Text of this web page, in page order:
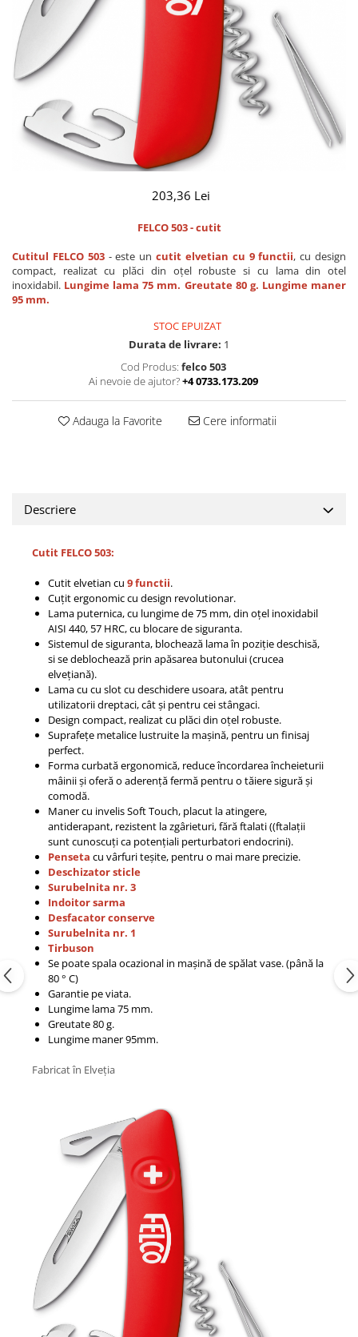
CUTITE DE BUZUNAR
FOARFECE ELECTRICE SI ACCESORII
ACCESORII
Manusi
Pentru ascutit
Pentru intretinere
Toc foarfeca
203,36 Lei
FELCO 503 - cutit
Cutitul FELCO 503 - este un cutit elvetian cu 9 functii, cu design
compact, realizat cu plăci din oțel robuste si cu lama din otel
inoxidabil. Lungime lama 75 mm. Greutate 80 g. Lungime maner
95 mm​.
STOC EPUIZAT
Durata de livrare: 1
Cod Produs: felco 503
Ai nevoie de ajutor?+4 0733.173.209
Adauga la Favorite Cere informatii
Descriere
Cutit FELCO 503:
Cutit elvetian cu 9 functii.
Cuțit ergonomic cu design revolutionar.
Lama puternica, cu lungime de 75 mm, din oțel inoxidabil
AISI 440, 57 HRC, cu blocare de siguranta.
Sistemul de siguranta, blochează lama în poziție deschisă,
si se deblochează prin apăsarea butonului (crucea
elvețiană).
Lama cu cu slot cu deschidere usoara, atât pentru
utilizatorii dreptaci, cât și pentru cei stângaci.
Design compact, realizat cu plăci din oțel robuste.
Suprafețe metalice lustruite la mașină, pentru un finisaj
perfect.
Forma curbată ergonomică, reduce încordarea încheieturii
mâinii și oferă o aderență fermă pentru o tăiere sigură și
comodă.
Maner cu invelis Soft Touch, placut la atingere,
antiderapant, rezistent la zgârieturi, fără ftalati ((ftalații
sunt cunoscuți ca potențiali perturbatori endocrini).
Penseta cu vârfuri teșite, pentru o mai mare precizie.
Deschizator sticle
Surubelnita nr. 3
Indoitor sarma
Desfacator conserve
Surubelnita nr. 1
Tirbuson
Se poate spala ocazional in mașină de spălat vase. (până la
80 ° C)
Garantie pe viata.
Lungime lama 75 mm.
Greutate 80 g.
Lungime maner 95mm.​
Fabricat în Elveția